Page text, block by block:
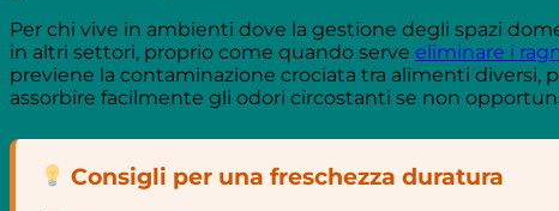
Per chi vive in ambienti dove la gestione degli spazi
in altri settori, proprio come quando serve eliminare i
previene la contaminazione crociata tra alimenti diversi,
assorbire facilmente gli odori circostanti se non
Consigli per una freschezza duratura